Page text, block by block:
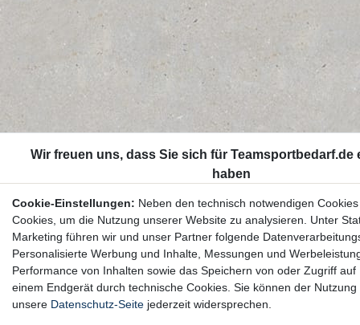
Cookie-Einstellungen: Neben den technisch notwendigen
Cookies, um die Nutzung unserer Website zu analysieren. Unter
Marketing führen wir und unser Partner folgende
Personalisierte Werbung und Inhalte, Messungen und
Performance von Inhalten sowie das Speichern von oder Zugriff
einem Endgerät durch technische Cookies. Sie können der
unsere Datenschutz-Seite jederzeit widersprechen.